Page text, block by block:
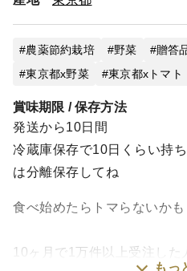
農薬節約栽培 野菜 贈答
東京都x野菜
東京都xトマト
賞味期限 / 保存方法
発送から10日間
冷蔵庫保存で10日くらい持
は分離保存してね
食べ始めたらトマらないかも
10ヶ月で1万件以上受注した
もっ